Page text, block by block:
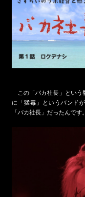
この「バカ社長」という
に「猛毒」というバンド
「バカ社長」だったんで